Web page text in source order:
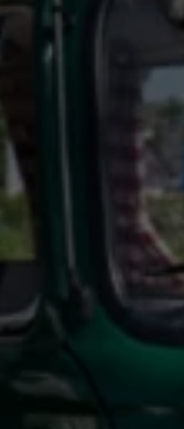
Clientes y posventa
Mantenimiento
Ventajas
Baterías
Servicio
Asistencia y
Garantía
Ventajas
Vehículo
Recogida
ServicePlus
Volkswagen Long
Ofertas posventa
Servicio técnico
Comunicados
Reciclaje
Accesorios
Comunidad The Originals